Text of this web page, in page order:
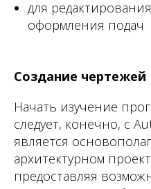
для
оформления подач
Создание чертежей
Начать изучение
следует, конечно, с
является
архитектурном
предоставляя